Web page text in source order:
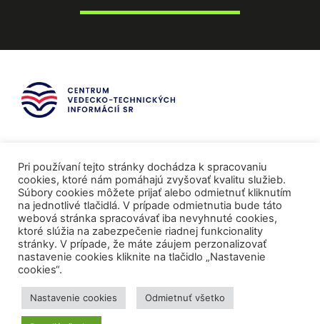
Mediálni partneri
Pri používaní tejto stránky dochádza k spracovaniu
cookies, ktoré nám pomáhajú zvyšovať kvalitu služieb.
Súbory cookies môžete prijať alebo odmietnuť kliknutím
na jednotlivé tlačidlá. V prípade odmietnutia bude táto
webová stránka spracovávať iba nevyhnuté cookies,
ktoré slúžia na zabezpečenie riadnej funkcionality
stránky. V prípade, že máte záujem perzonalizovať
nastavenie cookies kliknite na tlačidlo „Nastavenie
cookies“.
Nastavenie cookies Odmietnuť všetko